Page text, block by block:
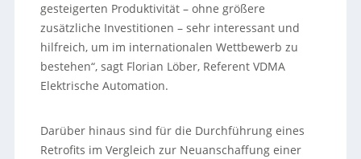
gesteigerten Produktivität – ohne größere
zusätzliche Investitionen – sehr interessant und
hilfreich, um im internationalen Wettbewerb zu
bestehen“, sagt Florian Löber, Referent VDMA
Elektrische Automation.
Darüber hinaus sind für die Durchführung eines
Retrofits im Vergleich zur Neuanschaffung einer